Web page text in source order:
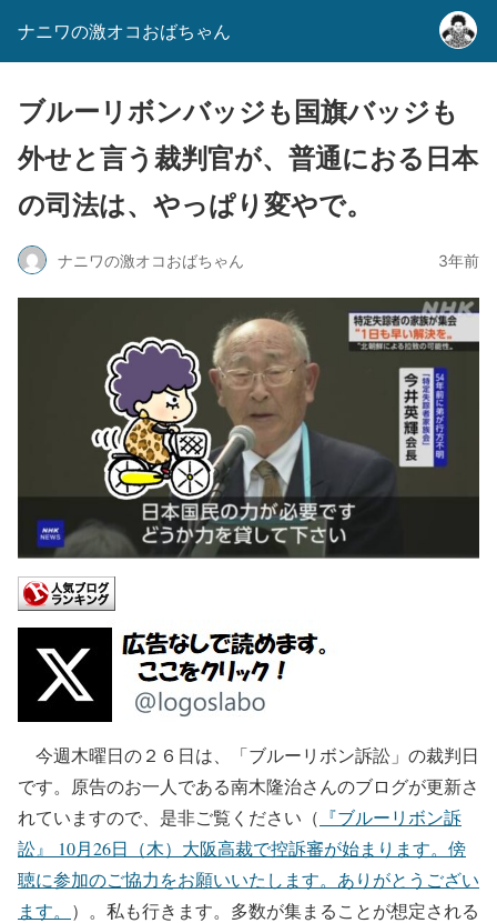
ナニワの激オコおばちゃん
ブルーリボンバッジも国旗バッジも
外せと言う裁判官が、普通におる日本
の司法は、やっぱり変やで。
ナニワの激オコおばちゃん 3年前
今週木曜日の２６日は、「ブルーリボン訴訟」の裁判日
です。原告のお一人である南木隆治さんのブログが更新さ
れていますので、是非ご覧ください（ 『ブルーリボン訴
訟』 10月26日（木）大阪高裁で控訴審が始まります。傍
聴に参加のご協力をお願いいたします。ありがとうござい
ます。 ）。私も行きます。多数が集まることが想定される